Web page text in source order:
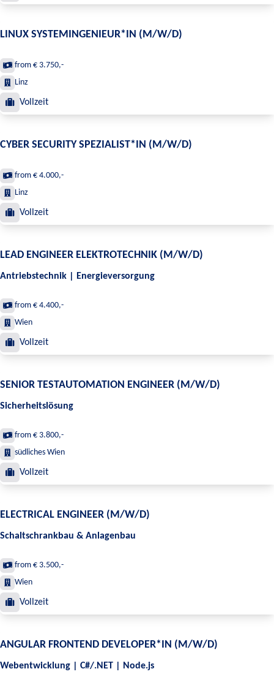
LINUX SYSTEMINGENIEUR*IN (M/W/D)
from € 3.750,-
Linz
Vollzeit
CYBER SECURITY SPEZIALIST*IN (M/W/D)
from € 4.000,-
Linz
Vollzeit
LEAD ENGINEER ELEKTROTECHNIK (M/W/D)
Antriebstechnik | Energieversorgung
from € 4.400,-
Wien
Vollzeit
SENIOR TESTAUTOMATION ENGINEER (M/W/D)
Sicherheitslösung
from € 3.800,-
südliches Wien
Vollzeit
ELECTRICAL ENGINEER (M/W/D)
Schaltschrankbau & Anlagenbau
from € 3.500,-
Wien
Vollzeit
ANGULAR FRONTEND DEVELOPER*IN (M/W/D)
Webentwicklung | C#/.NET | Node.js